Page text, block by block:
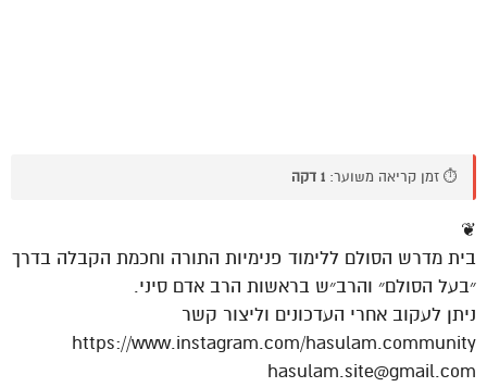
⏱️ זמן קריאה משוער: 1 דקה
❦
בית מדרש הסולם ללימוד פנימיות התורה וחכמת הקבלה בדרך
״בעל הסולם״ והרב״ש בראשות הרב אדם סיני.
ניתן לעקוב אחרי העדכונים וליצור קשר
https://www.instagram.com/hasulam.community
hasulam.site@gmail.com